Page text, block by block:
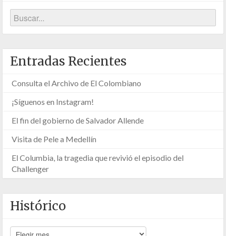
Entradas Recientes
Consulta el Archivo de El Colombiano
¡Síguenos en Instagram!
El fin del gobierno de Salvador Allende
Visita de Pele a Medellín
El Columbia, la tragedia que revivió el episodio del
Challenger
Histórico